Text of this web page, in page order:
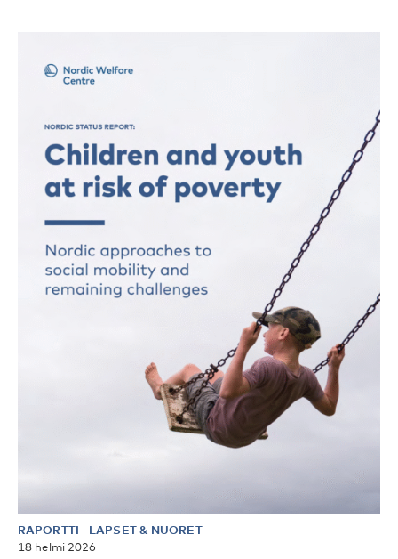
RAPORTTI - LAPSET & NUORET
18 helmi 2026